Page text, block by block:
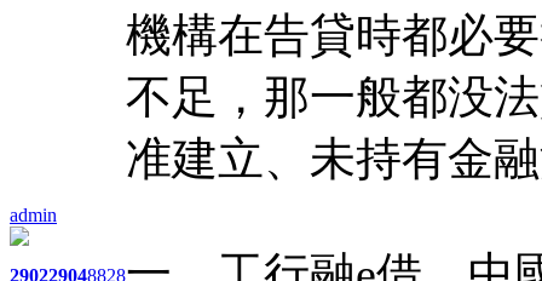
admin
290229048828
機構在告貸時都必
不足，那一般都没
准建立、未持有金